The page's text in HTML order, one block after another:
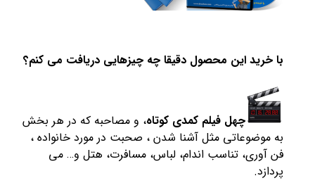
با خرید این محصول دقیقا چه چیزهایی دریافت می کنم؟
چهل فیلم کمدی کوتاه، و مصاحبه که در هر بخش
به موضوعاتی مثل آشنا شدن ، صحبت در مورد خانواده ،
فن آوری، تناسب اندام، لباس، مسافرت، هتل و… می
پردازد.